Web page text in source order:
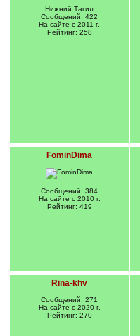
Нижний Тагил
Сообщений: 422
На сайте с 2011 г.
Рейтинг: 258
FominDima
Сообщений: 384
На сайте с 2010 г.
Рейтинг: 419
Rina-khv
Сообщений: 271
На сайте с 2020 г.
Рейтинг: 270